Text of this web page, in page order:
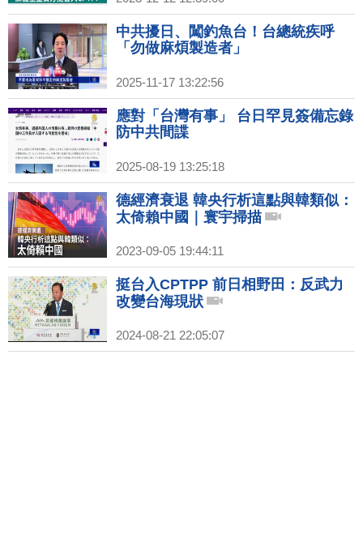
中共擾日、闖釣魚台！台總統疾呼
「勿做麻煩製造者」
2025-11-17 13:22:56
應對「台灣有事」 台日罕見簽備忘錄
防中共間諜
2025-08-19 13:25:18
德經濟衰退 韓央行析這點與韓類似：
太倚賴中國｜寰宇掃描
2023-09-05 19:44:11
挺台入CPTPP 前日相野田：反武力
改變台海現狀
2024-08-21 22:05:07